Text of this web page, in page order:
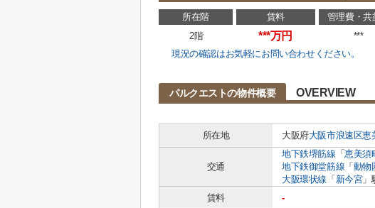
所在階 賃料 管理費・共
2階
***万円 ***
現況の確認はお気軽にお問い合わせください。
パルクエストの物件概要 OVERVIEW
所在地
大阪府大阪市浪速区恵
交通
地下鉄堺筋線 「恵美須
地下鉄御堂筋線 「 動物
大阪環状線 「 新今宮」
賃料
-